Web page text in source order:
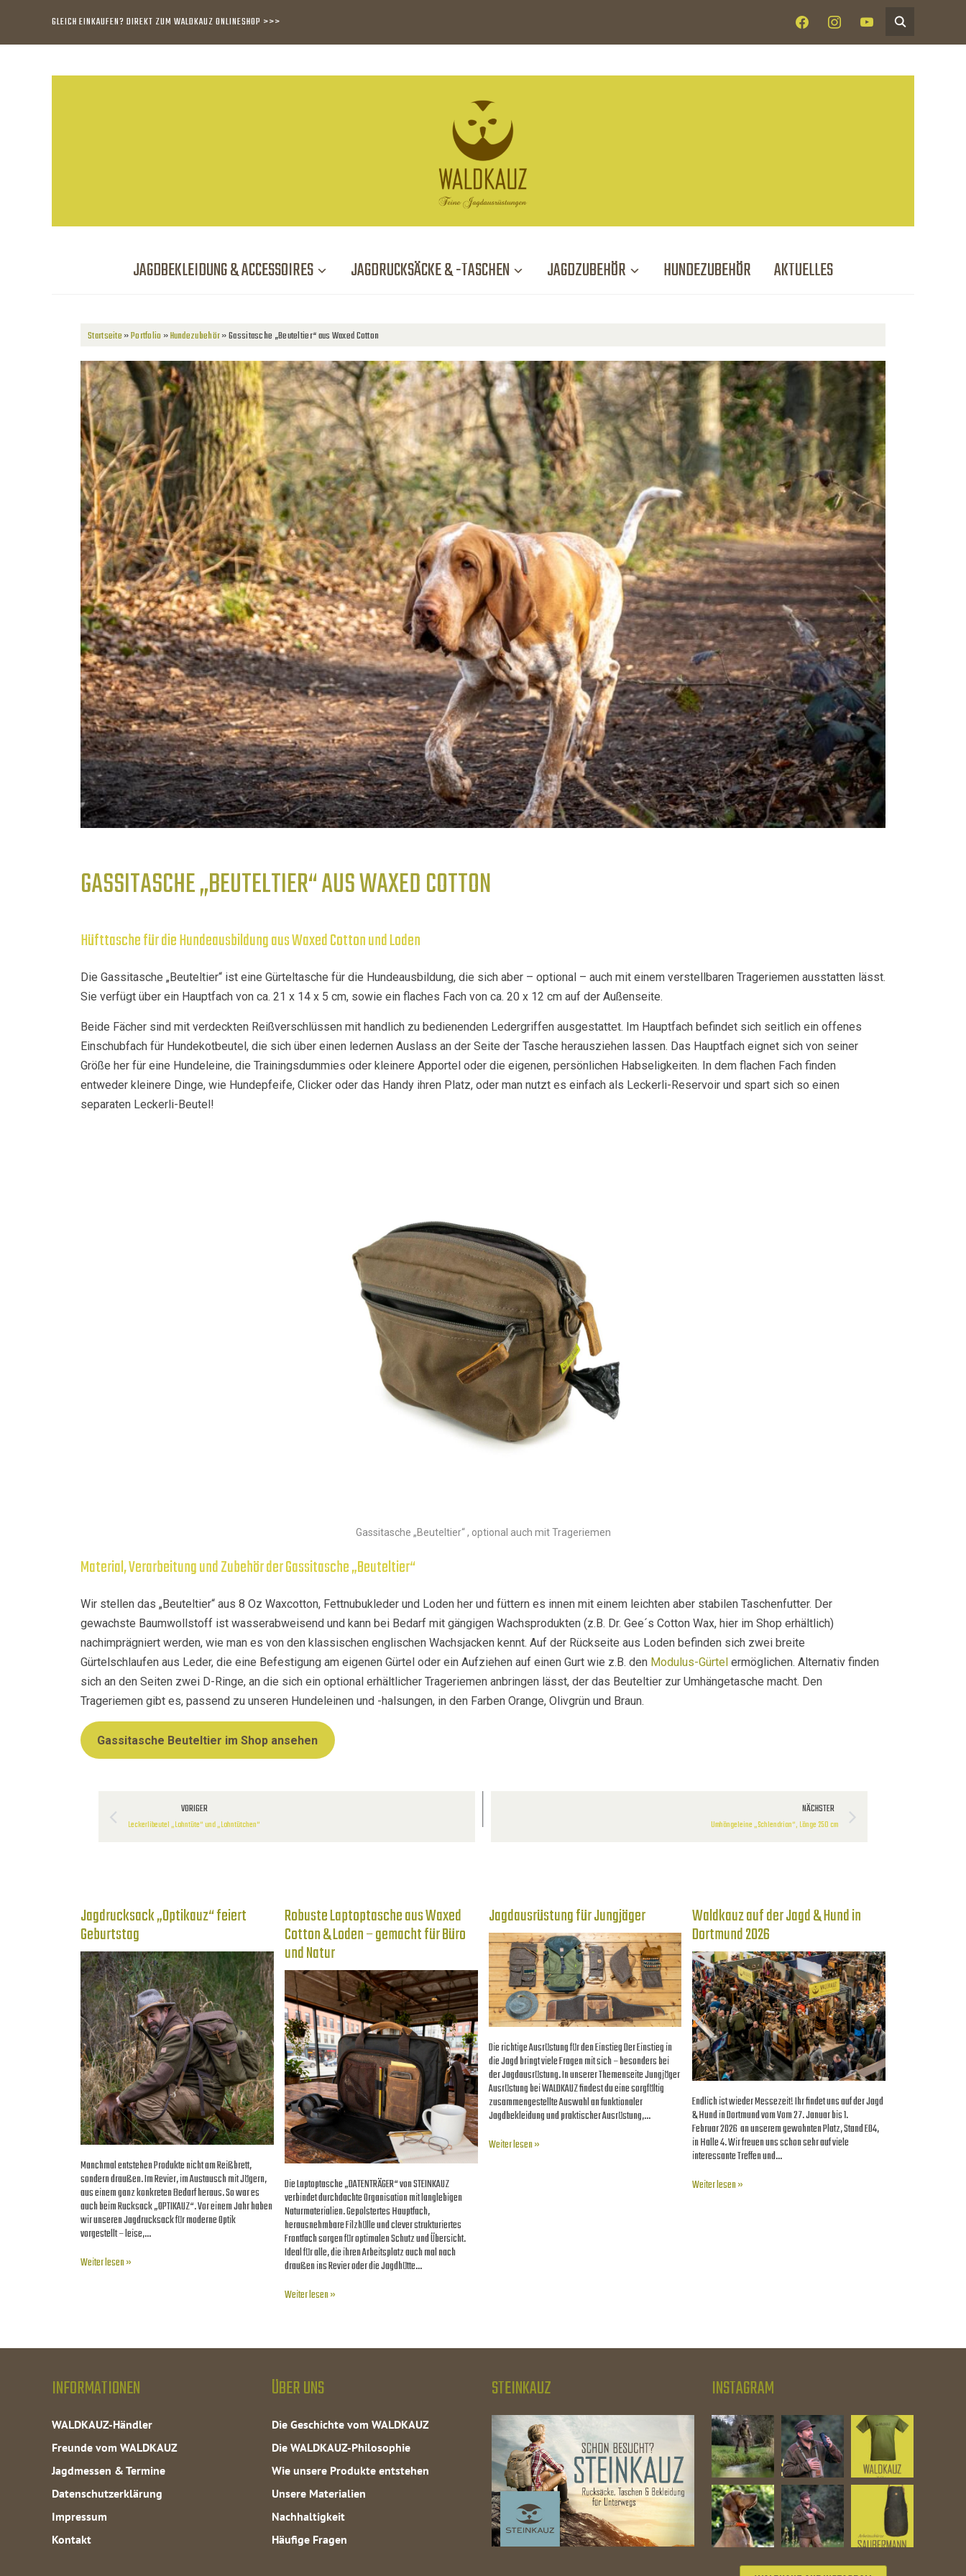
GLEICH EINKAUFEN? DIREKT ZUM WALDKAUZ ONLINESHOP >>>
JAGDBEKLEIDUNG & ACCESSOIRES JAGDRUCKSÄCKE & -TASCHEN JAGDZUBEHÖR HUNDEZUBEHÖR AKTUELLES
Startseite»Portfolio»Hundezubehör»Gassitasche „Beuteltier“ aus Waxed Cotton
GASSITASCHE „BEUTELTIER“ AUS WAXED COTTON
Hüfttasche für die Hundeausbildung aus Waxed Cotton und Loden
Die Gassitasche „Beuteltier“ ist eine Gürteltasche für die Hundeausbildung, die sich aber – optional – auch mit einem verstellbaren Trageriemen ausstatten lässt.
Sie verfügt über ein Hauptfach von ca. 21 x 14 x 5 cm, sowie ein flaches Fach von ca. 20 x 12 cm auf der Außenseite.
Beide Fächer sind mit verdeckten Reißverschlüssen mit handlich zu bedienenden Ledergriffen ausgestattet. Im Hauptfach befindet sich seitlich ein offenes
Einschubfach für Hundekotbeutel, die sich über einen ledernen Auslass an der Seite der Tasche herausziehen lassen. Das Hauptfach eignet sich von seiner
Größe her für eine Hundeleine, die Trainingsdummies oder kleinere Apportel oder die eigenen, persönlichen Habseligkeiten. In dem flachen Fach finden
entweder kleinere Dinge, wie Hundepfeife, Clicker oder das Handy ihren Platz, oder man nutzt es einfach als Leckerli-Reservoir und spart sich so einen
separaten Leckerli-Beutel!
Gassitasche „Beuteltier“ , optional auch mit Trageriemen
Material, Verarbeitung und Zubehör der Gassitasche „Beuteltier“
Wir stellen das „Beuteltier“ aus 8 Oz Waxcotton, Fettnubukleder und Loden her und füttern es innen mit einem leichten aber stabilen Taschenfutter. Der
gewachste Baumwollstoff ist wasserabweisend und kann bei Bedarf mit gängigen Wachsprodukten (z.B. Dr. Gee´s Cotton Wax, hier im Shop erhältlich)
nachimprägniert werden, wie man es von den klassischen englischen Wachsjacken kennt. Auf der Rückseite aus Loden befinden sich zwei breite
Gürtelschlaufen aus Leder, die eine Befestigung am eigenen Gürtel oder ein Aufziehen auf einen Gurt wie z.B. den Modulus-Gürtel ermöglichen. Alternativ finden
sich an den Seiten zwei D-Ringe, an die sich ein optional erhältlicher Trageriemen anbringen lässt, der das Beuteltier zur Umhängetasche macht. Den
Trageriemen gibt es, passend zu unseren Hundeleinen und -halsungen, in den Farben Orange, Olivgrün und Braun.
Gassitasche Beuteltier im Shop ansehen
VORIGER
Leckerlibeutel „Lohntüte“ und „Lohntütchen“
NÄCHSTER
Umhängeleine „Schlendrian“, Länge 250 cm
Jagdrucksack „Optikauz“ feiert
Geburtstag
Manchmal entstehen Produkte nicht am Reißbrett,
sondern draußen. Im Revier, im Austausch mit Jägern,
aus einem ganz konkreten Bedarf heraus. So war es
auch beim Rucksack „OPTIKAUZ“. Vor einem Jahr haben
wir unseren Jagdrucksack für moderne Optik
vorgestellt – leise,…
Weiter lesen »
Robuste Laptoptasche aus Waxed
Cotton & Loden – gemacht für Büro
und Natur
Die Laptoptasche „DATENTRÄGER“ von STEINKAUZ
verbindet durchdachte Organisation mit langlebigen
Naturmaterialien. Gepolstertes Hauptfach,
herausnehmbare Filzhülle und clever strukturiertes
Frontfach sorgen für optimalen Schutz und Übersicht.
Ideal für alle, die ihren Arbeitsplatz auch mal nach
draußen ins Revier oder die Jagdhütte…
Weiter lesen »
Jagdausrüstung für Jungjäger
Die richtige Ausrüstung für den Einstieg Der Einstieg in
die Jagd bringt viele Fragen mit sich – besonders bei
der Jagdausrüstung. In unserer Themenseite Jungjäger
Ausrüstung bei WALDKAUZ findest du eine sorgfältig
zusammengestellte Auswahl an funktionaler
Jagdbekleidung und praktischer Ausrüstung,…
Weiter lesen »
Waldkauz auf der Jagd & Hund in
Dortmund 2026
Endlich ist wieder Messezeit! Ihr findet uns auf der Jagd
& Hund in Dortmund vom Vom 27. Januar bis 1.
Februar 2026 an unserem gewohnten Platz, Stand E04,
in Halle 4. Wir freuen uns schon sehr auf viele
interessante Treffen und…
Weiter lesen »
INFORMATIONEN
WALDKAUZ-Händler
Freunde vom WALDKAUZ
Jagdmessen & Termine
Datenschutzerklärung
Impressum
Kontakt
ÜBER UNS
Die Geschichte vom WALDKAUZ
Die WALDKAUZ-Philosophie
Wie unsere Produkte entstehen
Unsere Materialien
Nachhaltigkeit
Häufige Fragen
STEINKAUZ INSTAGRAM